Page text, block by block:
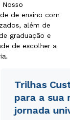
de ensino com
além de
graduação e
de escolher a
Trilhas
para a sua
jornada